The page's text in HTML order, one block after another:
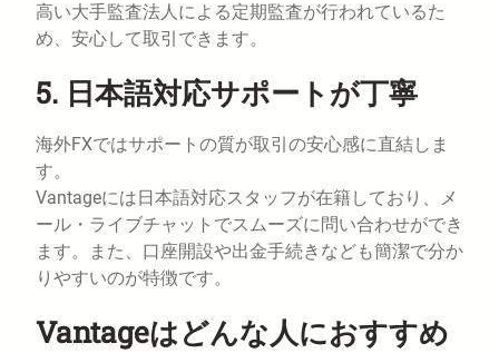
高い大手監査法人による定期監査が行われているた
め、安心して取引できます。
5. 日本語対応サポートが丁寧
海外FXではサポートの質が取引の安心感に直結しま
す。
Vantageには日本語対応スタッフが在籍しており、メ
ール・ライブチャットでスムーズに問い合わせができ
ます。また、口座開設や出金手続きなども簡潔で分か
りやすいのが特徴です。
Vantageはどんな人におすすめ